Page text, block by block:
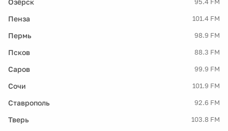
95.4 FM
Пенза 101.4 FM
Пермь 98.9 FM
Псков 88.3 FM
Саров 99.9 FM
Сочи 101.9 FM
Ставрополь 92.6 FM
Тверь 103.8 FM